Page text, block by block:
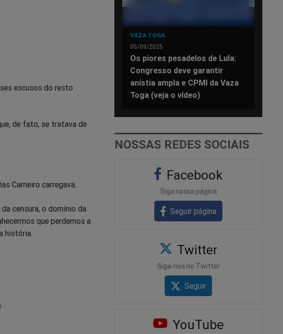
escusos do resto
de fato, se tratava de
Carneiro carregava.
censura, o domínio da
que perdemos a
história.
VAZA TOGA
05/09/2025
Os piores pesadelos de Lula:
Congresso deve garantir
anistia ampla e CPMI da Vaza
Toga (veja o vídeo)
NOSSAS REDES SOCIAIS
Facebook
Siga nossa página
Seguir página
Twitter
Siga-nos no Twitter
Seguir
YouTube